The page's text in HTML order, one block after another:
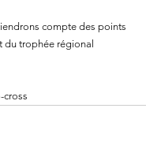
compte des points
du trophée régional
cross